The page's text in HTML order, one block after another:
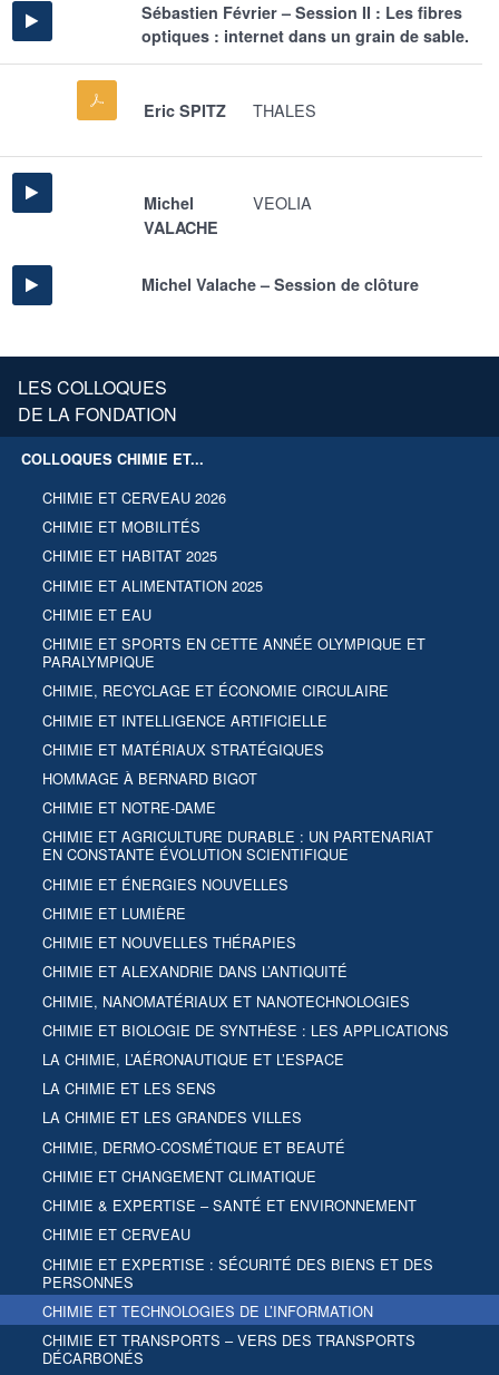
Sébastien Février – Session II : Les fibres
optiques : internet dans un grain de sable.
Eric SPITZ THALES
Michel
VALACHE
VEOLIA
Michel Valache – Session de clôture
LES COLLOQUES
DE LA FONDATION
COLLOQUES CHIMIE ET...
CHIMIE ET CERVEAU 2026
CHIMIE ET MOBILITÉS
CHIMIE ET HABITAT 2025
CHIMIE ET ALIMENTATION 2025
CHIMIE ET EAU
CHIMIE ET SPORTS EN CETTE ANNÉE OLYMPIQUE ET
PARALYMPIQUE
CHIMIE, RECYCLAGE ET ÉCONOMIE CIRCULAIRE
CHIMIE ET INTELLIGENCE ARTIFICIELLE
CHIMIE ET MATÉRIAUX STRATÉGIQUES
HOMMAGE À BERNARD BIGOT
CHIMIE ET NOTRE-DAME
CHIMIE ET AGRICULTURE DURABLE : UN PARTENARIAT
EN CONSTANTE ÉVOLUTION SCIENTIFIQUE
CHIMIE ET ÉNERGIES NOUVELLES
CHIMIE ET LUMIÈRE
CHIMIE ET NOUVELLES THÉRAPIES
CHIMIE ET ALEXANDRIE DANS L’ANTIQUITÉ
CHIMIE, NANOMATÉRIAUX ET NANOTECHNOLOGIES
CHIMIE ET BIOLOGIE DE SYNTHÈSE : LES APPLICATIONS
LA CHIMIE, L’AÉRONAUTIQUE ET L’ESPACE
LA CHIMIE ET LES SENS
LA CHIMIE ET LES GRANDES VILLES
CHIMIE, DERMO-COSMÉTIQUE ET BEAUTÉ
CHIMIE ET CHANGEMENT CLIMATIQUE
CHIMIE & EXPERTISE – SANTÉ ET ENVIRONNEMENT
CHIMIE ET CERVEAU
CHIMIE ET EXPERTISE : SÉCURITÉ DES BIENS ET DES
PERSONNES
CHIMIE ET TECHNOLOGIES DE L’INFORMATION
CHIMIE ET TRANSPORTS – VERS DES TRANSPORTS
DÉCARBONÉS